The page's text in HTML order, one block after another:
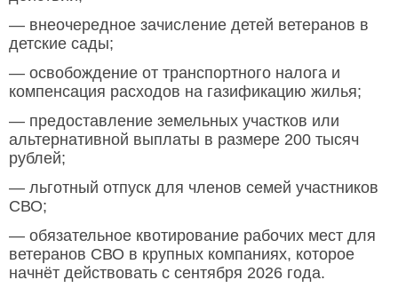
— внеочередное зачисление детей ветеранов в
детские сады;
— освобождение от транспортного налога и
компенсация расходов на газификацию жилья;
— предоставление земельных участков или
альтернативной выплаты в размере 200 тысяч
рублей;
— льготный отпуск для членов семей участников
СВО;
— обязательное квотирование рабочих мест для
ветеранов СВО в крупных компаниях, которое
начнёт действовать с сентября 2026 года.